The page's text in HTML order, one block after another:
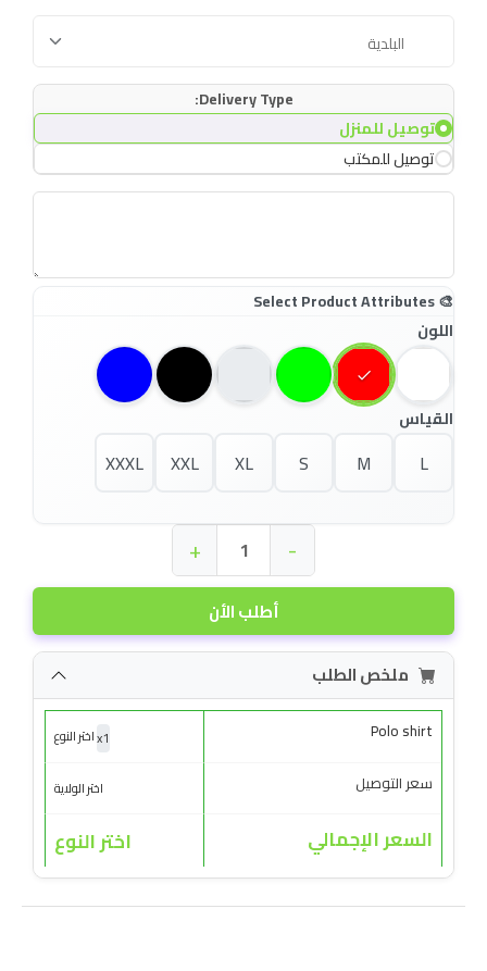
Delivery Type:
توصيل للمنزل
توصيل للمكتب
اللون
القياس
L
M
S
XL
XXL
XXXL
أطلب الأن
-
+
ملخص الطلب
Polo shirt
x1 اختر النوع
سعر التوصيل اختر الولاية
السعر الإجمالي اختر النوع